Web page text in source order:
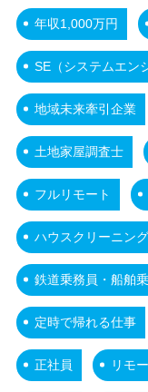
年収1,000万円
SE（システムエン
地域未来牽引企業
土地家屋調査士
フルリモート
ハウスクリーニング
鉄道乗務員・船舶
定時で帰れる仕事
正社員 リモ